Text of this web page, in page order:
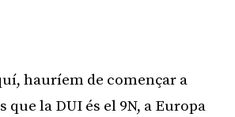
hauríem de començar a
la DUI és el 9N, a Europa